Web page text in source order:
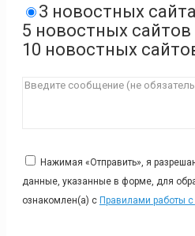
3 новостных
5 новостных сайтов
10 новостных
Нажимая «Отправить», я
данные, указанные в форме, для
ознакомлен(а) с Правилами работы